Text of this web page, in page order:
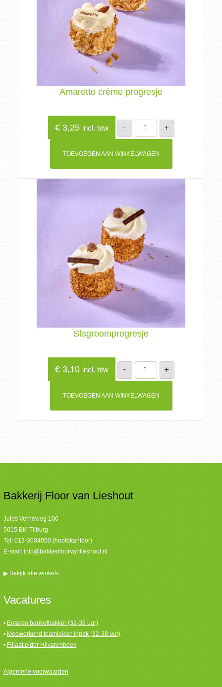
Amaretto crème progresje
€3,25 incl. btw -
Amaretto
crème
progresje
+
TOEVOEGEN AAN WINKELWAGEN
Slagroomprogresje
€3,10 incl. btw -
Slagroomprogresje
aantal
+
TOEVOEGEN AAN WINKELWAGEN
Bakkerij Floor van Lieshout
Jules Verneweg 106
5015 BM Tilburg
Tel: 013-3004050 (hoofdkantoor)
E-mail: info@bakkerfloorvanlieshout.nl
▶ Bekijk alle winkels
Vacatures
• Ervaren banketbakker (32-38 uur)
• Meewerkend teamleider inpak (32-38 uur)
• Filiaalleider Hilvarenbeek
Algemene voorwaarden